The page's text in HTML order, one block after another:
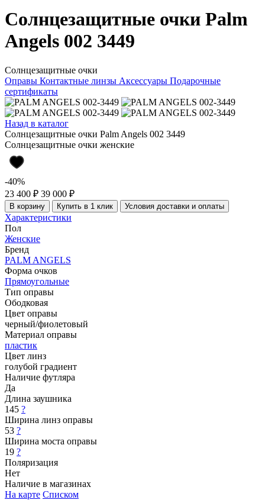
Солнцезащитные очки Palm
Angels 002 3449
Солнцезащитные очки
Оправы Контактные линзы Аксессуары Подарочные
сертификаты
Назад в каталог
Солнцезащитные очки Palm Angels 002 3449
Солнцезащитные очки женские
-40%
23 400 ₽ 39 000 ₽
В корзину Купить в 1 клик Условия доставки и оплаты
Характеристики
Пол
Женские
Бренд
PALM ANGELS
Форма очков
Прямоугольные
Тип оправы
Ободковая
Цвет оправы
черный/фиолетовый
Материал оправы
пластик
Цвет линз
голубой градиент
Наличие футляра
Да
Длина заушника
145 ?
Ширина линз оправы
53 ?
Ширина моста оправы
19 ?
Поляризация
Нет
Наличие в магазинах
На карте Списком